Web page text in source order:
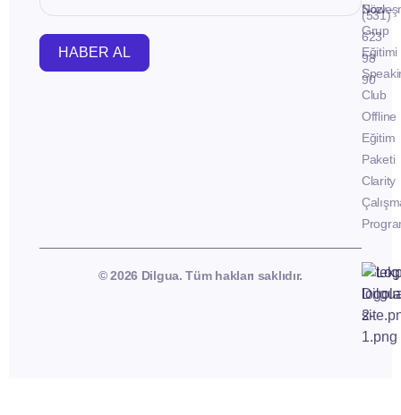
HABER AL
Now -
Grup
Eğitimi
Club
Offline
Eğitim
Paketi
Clarity
(531)
623
98
90
© 2026 Dilgua. Tüm hakları saklıdır.